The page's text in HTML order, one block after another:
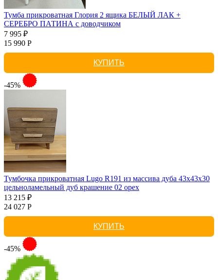
Тумба прикроватная Глория 2 ящика БЕЛЫЙ ЛАК +
СЕРЕБРО ПАТИНА с доводчиком
7 995 ₽
15 990 Р
КУПИТЬ
-45%
Тумбочка прикроватная Lugo R191 из массива дуба 43х43х30
цельноламельный дуб крашение 02 орех
13 215 ₽
24 027 Р
КУПИТЬ
-45%